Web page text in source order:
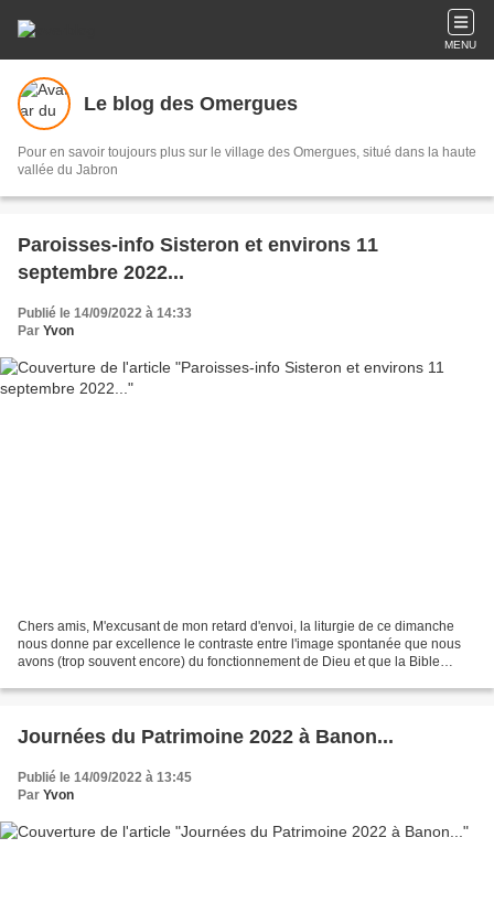
MENU
Le blog des Omergues
Pour en savoir toujours plus sur le village des Omergues, situé dans la haute
vallée du Jabron
Paroisses-info Sisteron et environs 11
septembre 2022...
Publié le 14/09/2022 à 14:33
Par Yvon
Chers amis, M'excusant de mon retard d'envoi, la liturgie de ce dimanche
nous donne par excellence le contraste entre l'image spontanée que nous
avons (trop souvent encore) du fonctionnement de Dieu et que la Bible
Journées du Patrimoine 2022 à Banon...
Publié le 14/09/2022 à 13:45
Par Yvon